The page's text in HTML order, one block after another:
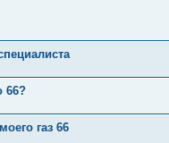
66?
газ 66